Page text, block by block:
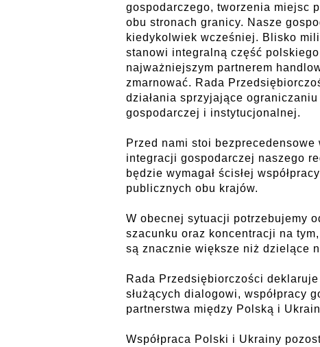
gospodarczego, tworzenia miejsc
obu stronach granicy. Nasze
kiedykolwiek wcześniej. Blisko
stanowi integralną część
najważniejszym partnerem
zmarnować. Rada
działania sprzyjające
gospodarczej i instytucjonalnej.
Przed nami stoi
integracji gospodarczej naszego
będzie wymagał ścisłej
publicznych obu krajów.
W obecnej sytuacji potrzebujemy
szacunku oraz koncentracji na
są znacznie większe niż dzielące
Rada Przedsiębiorczości
służących dialogowi, współpracy
partnerstwa między Polską i
Współpraca Polski i Ukrainy